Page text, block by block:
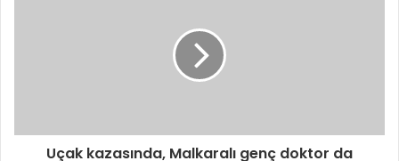
Uçak kazasında, Malkaralı genç doktor da